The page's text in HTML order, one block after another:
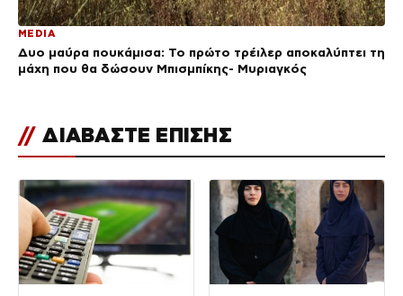
MEDIA
Δυο μαύρα πουκάμισα: Το πρώτο τρέιλερ αποκαλύπτει τη
μάχη που θα δώσουν Μπισμπίκης- Μυριαγκός
// ΔΙΑΒΑΣΤΕ ΕΠΙΣΗΣ